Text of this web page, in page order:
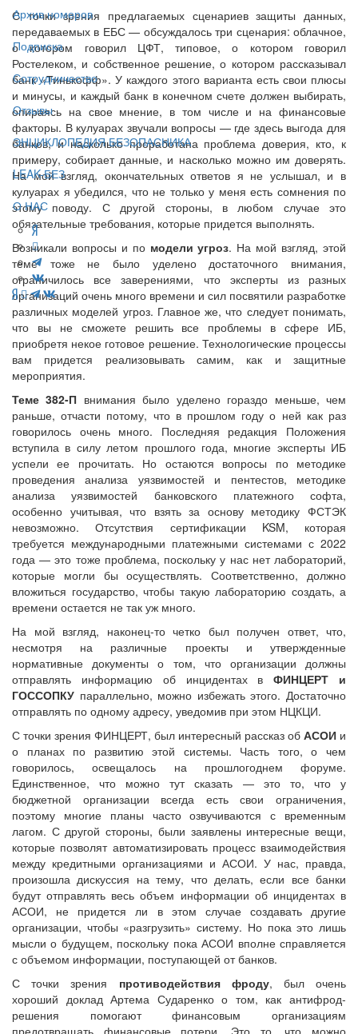
Архив номеров
Подписка
Сотрудничество
Отзывы
ЭНЦИКЛОПЕДИЯ БЕЗОПАСНИКА
LEAK-БЕЗ
О НАС
С точки зрения предлагаемых сценариев защиты данных,
передаваемых в ЕБС — обсуждалось три сценария: облачное,
о котором говорил ЦФТ, типовое, о котором говорил
Ростелеком, и собственное решение, о котором рассказывал
банк «Тинькофф». У каждого этого варианта есть свои плюсы
и минусы, и каждый банк в конечном счете должен выбирать,
опираясь на свое мнение, в том числе и на финансовые
факторы. В кулуарах звучали вопросы — где здесь выгода для
банков, и насколько проработана проблема доверия, кто, к
примеру, собирает данные, и насколько можно им доверять.
На мой взгляд, окончательных ответов я не услышал, и в
кулуарах я убедился, что не только у меня есть сомнения по
этому поводу. С другой стороны, в любом случае это
обязательные требования, которые придется выполнять.
Возникали вопросы и по модели угроз. На мой взгляд, этой
теме тоже не было уделено достаточного внимания,
ограничилось все заверениями, что эксперты из разных
организаций очень много времени и сил посвятили разработке
различных моделей угроз. Главное же, что следует понимать,
что вы не сможете решить все проблемы в сфере ИБ,
приобретя некое готовое решение. Технологические процессы
вам придется реализовывать самим, как и защитные
мероприятия.
Теме 382-П внимания было уделено гораздо меньше, чем
раньше, отчасти потому, что в прошлом году о ней как раз
говорилось очень много. Последняя редакция Положения
вступила в силу летом прошлого года, многие эксперты ИБ
успели ее прочитать. Но остаются вопросы по методике
проведения анализа уязвимостей и пентестов, методике
анализа уязвимостей банковского платежного софта,
особенно учитывая, что взять за основу методику ФСТЭК
невозможно. Отсутствия сертификации KSM, которая
требуется международными платежными системами с 2022
года — это тоже проблема, поскольку у нас нет лабораторий,
которые могли бы осуществлять. Соответственно, должно
вложиться государство, чтобы такую лабораторию создать, а
времени остается не так уж много.
На мой взгляд, наконец-то четко был получен ответ, что,
несмотря на различные проекты и утвержденные
нормативные документы о том, что организации должны
отправлять информацию об инцидентах вФИНЦЕРТ и
ГОССОПКУ параллельно, можно избежать этого. Достаточно
отправлять по одному адресу, уведомив при этом НЦКЦИ.
С точки зрения ФИНЦЕРТ, был интересный рассказ об АСОИ и
о планах по развитию этой системы. Часть того, о чем
говорилось, освещалось на прошлогоднем форуме.
Единственное, что можно тут сказать — это то, что у
бюджетной организации всегда есть свои ограничения,
поэтому многие планы часто озвучиваются с временным
лагом. С другой стороны, были заявлены интересные вещи,
которые позволят автоматизировать процесс взаимодействия
между кредитными организациями и АСОИ. У нас, правда,
произошла дискуссия на тему, что делать, если все банки
будут отправлять весь объем информации об инцидентах в
АСОИ, не придется ли в этом случае создавать другие
организации, чтобы «разгрузить» систему. Но пока это лишь
мысли о будущем, поскольку пока АСОИ вполне справляется
с объемом информации, поступающей от банков.
С точки зрения противодействия фроду, был очень
хороший доклад Артема Сударенко о том, как антифрод-
решения помогают финансовым организациям
предотвращать финансовые потери. Это то, что можно